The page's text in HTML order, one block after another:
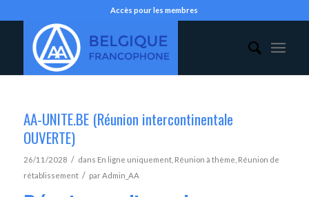
Accès pour les membres
AA-UNITE.BE (Réunion intercontinentale
OUVERTE)
26/11/2028 / dans En ligne uniquement, Réunion à thème Réunion de
rétablissement / parAdmin_AA